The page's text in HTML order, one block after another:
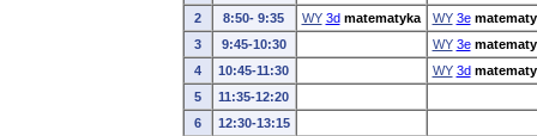
2
8:50- 9:35 WY 3d matematyka WY 3e
3
9:45-10:30 WY 3e
4
10:45-11:30 WY 3d
5
11:35-12:20
6
12:30-13:15